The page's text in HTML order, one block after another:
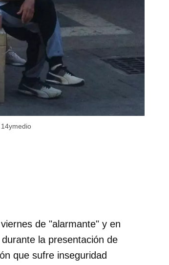
14ymedio
de "alarmante" y en
la presentación de
que sufre inseguridad